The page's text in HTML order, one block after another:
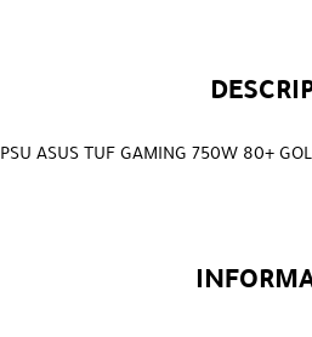
PSU ASUS TUF GAMING 750W 80+